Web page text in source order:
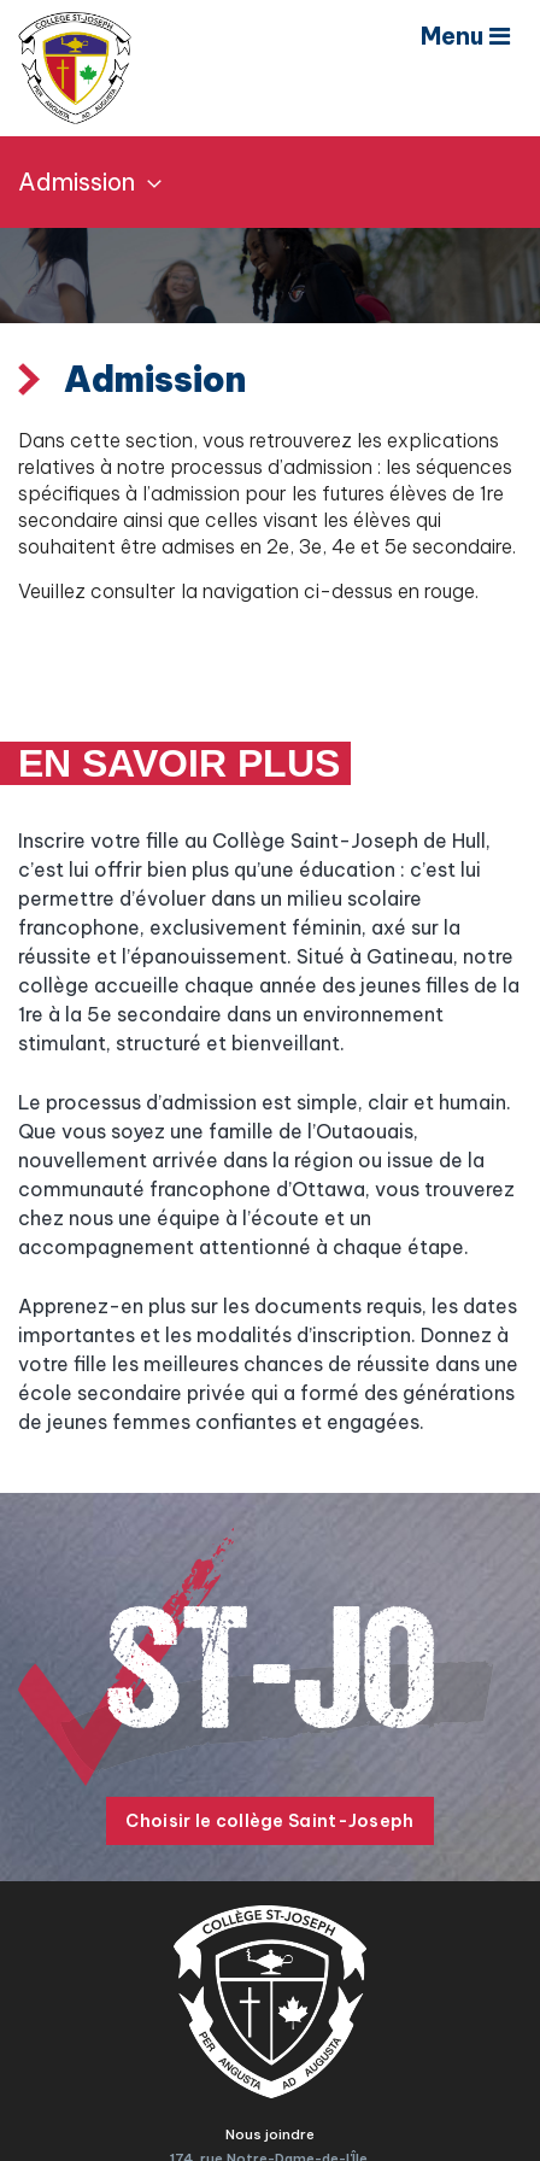
Menu
Admission
Admission
Dans cette section, vous retrouverez les explications
relatives à notre processus d’admission : les séquences
spécifiques à l’admission pour les futures élèves de 1re
secondaire ainsi que celles visant les élèves qui
souhaitent être admises en 2e, 3e, 4e et 5e secondaire.
Veuillez consulter la navigation ci-dessus en rouge.
EN SAVOIR PLUS
Inscrire votre fille au Collège Saint-Joseph de Hull,
c’est lui offrir bien plus qu’une éducation : c’est lui
permettre d’évoluer dans un milieu scolaire
francophone, exclusivement féminin, axé sur la
réussite et l’épanouissement. Situé à Gatineau, notre
collège accueille chaque année des jeunes filles de la
1re à la 5e secondaire dans un environnement
stimulant, structuré et bienveillant.
Le processus d’admission est simple, clair et humain.
Que vous soyez une famille de l’Outaouais,
nouvellement arrivée dans la région ou issue de la
communauté francophone d’Ottawa, vous trouverez
chez nous une équipe à l’écoute et un
accompagnement attentionné à chaque étape.
Apprenez-en plus sur les documents requis, les dates
importantes et les modalités d’inscription. Donnez à
votre fille les meilleures chances de réussite dans une
école secondaire privée qui a formé des générations
de jeunes femmes confiantes et engagées.
Choisir le collège Saint-Joseph
Nous joindre